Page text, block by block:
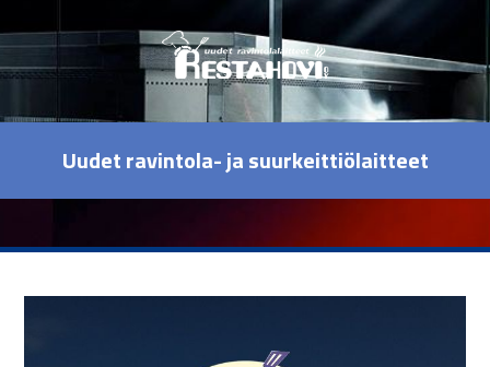
Uudet ravintola- ja suurkeittiölaitteet